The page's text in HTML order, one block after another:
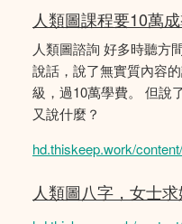
人類圖課程要10萬
人類圖諮詢 好多時聽方
說話，說了無實質內容
級，過10萬學費。 但說
又說什麼？
hd.thiskeep.work/
人類圖八字，女士